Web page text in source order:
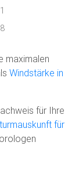
1
8
maximalen
Windstärke in
für Ihre
für